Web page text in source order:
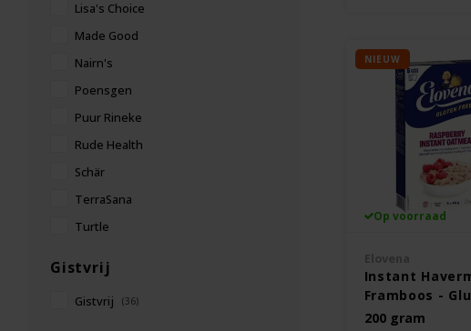
Lisa's Choice
Made Good
Nairn's
Poensgen
Puur Rineke
Rude Health
Schär
TerraSana
Turtle
Gistvrij
Gistvrij (36)
NIEUW
Op voorraad
Instant
Framboos -
200 gram